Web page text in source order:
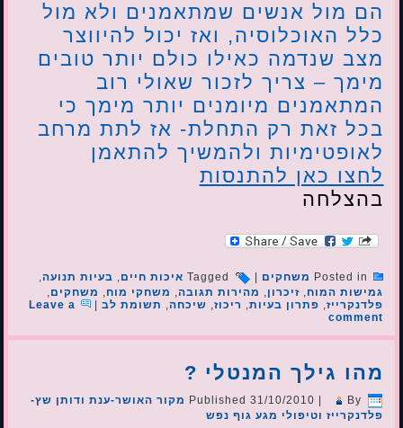
הם מול אנשים שמתאמנים ולא מול
כלל האוכלוסיה, ואז יכול להיווצר
מצב שנדמה כאילו כולם יותר טובים
מימך – צריך לזכור שאולי רוב
המתאמנים מיומנים יותר מימך כי
בכל זאת רק התחלת- אז לתת מרחב
לאופטימיות ולהמשיך להתאמן
לחצו כאן להתנסות
בהצלחה
Posted in משחקים Tagged איכות חיים, בעיות תנועה,
גמישות המוח,זיכרון, מהירות תגובה, משחקי מוח, משחקים,
פלדנקרייז, פתרון בעיות, ריכוז, שיכחה, תשומת לב |
Leave a
comment
מהו גילך המנטלי ?
Published 31/10/2010 By
מקור האושר-ענת ודותן שץ-
פלדנקרייז וטיפולי מגע גוף נפש